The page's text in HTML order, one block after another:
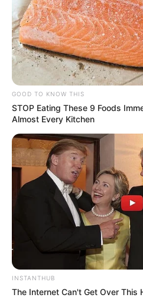
GOOD TO KNOW THIS
STOP Eating These 9 Foods
Almost Every Kitchen
INSTANTHUB
The Internet Can't Get Over This